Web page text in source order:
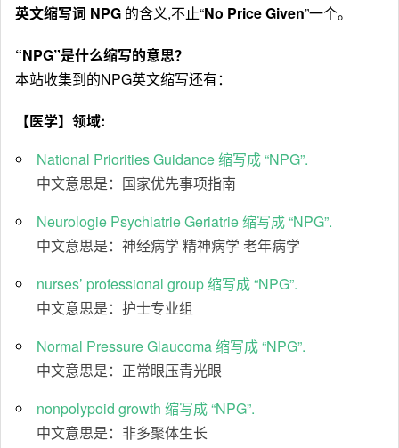
英文缩写词 NPG 的含义,不止“No Price Given”一个。
“NPG”是什么缩写的意思？
本站收集到的NPG英文缩写还有：
【医学】领域:
National Priorities Guidance 缩写成 “NPG”.
中文意思是：国家优先事项指南
Neurologie Psychiatrie Geriatrie 缩写成 “NPG”.
中文意思是：神经病学 精神病学 老年病学
nurses’ professional group 缩写成 “NPG”.
中文意思是：护士专业组
Normal Pressure Glaucoma 缩写成 “NPG”.
中文意思是：正常眼压青光眼
nonpolypoid growth 缩写成 “NPG”.
中文意思是：非多聚体生长